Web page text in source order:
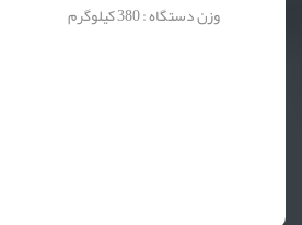
وزن دستگاه : 380 کیلوگرم